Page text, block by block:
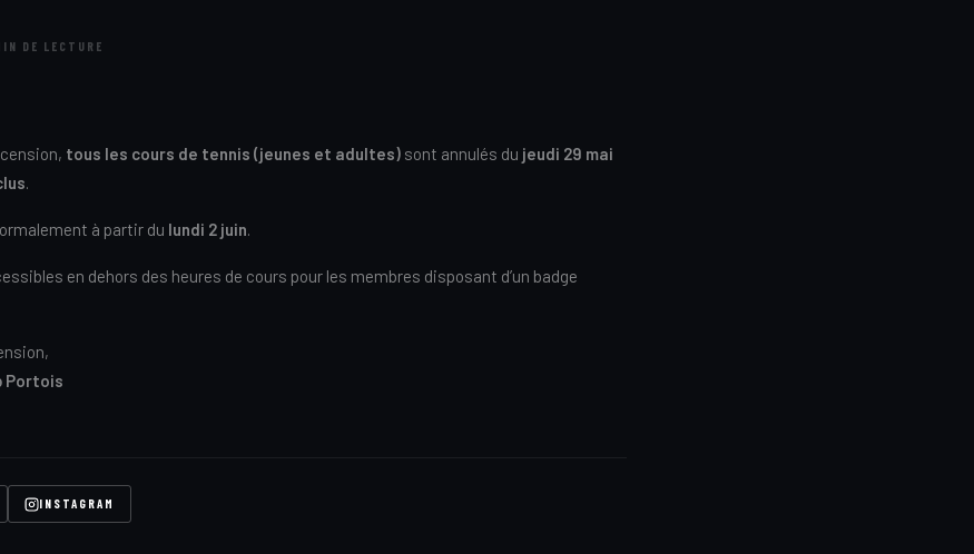
DE LECTURE
tous les cours de tennis (jeunes et adultes) sont annulés du jeudi 29 mai
.
à partir du lundi 2 juin.
en dehors des heures de cours pour les membres disposant d’un badge
Portois
INSTAGRAM